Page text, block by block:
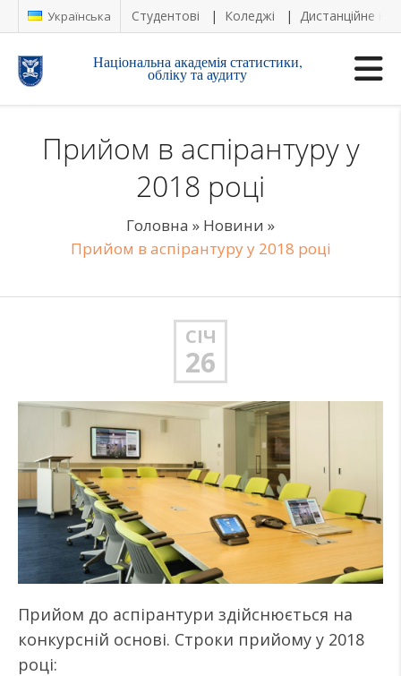
Українська Студентові Коледжі Дистанційне
Національна академія статистики,
обліку та аудиту
Прийом в аспірантуру у
2018 році
Головна » Новини »
Прийом в аспірантуру у 2018 році
СІЧ
26
Прийом до аспірантури здійснюється на
конкурсній основі. Строки прийому у 2018
році: